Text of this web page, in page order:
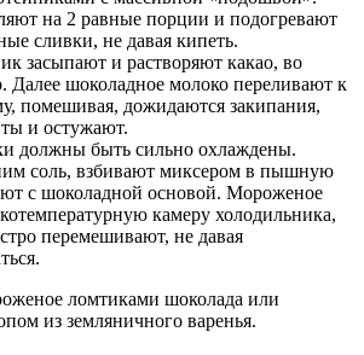
на 2 равные порции и подогревают
сливки, не давая кипеть.
засыпают и растворяют какао, во
Далее шоколадное молоко переливают к
помешивая, дожидаются закипания,
и остужают.
должны быть сильно охлаждены.
соль, взбивают миксером в пышную
с шоколадной основой. Мороженое
камеру холодильника,
перемешивают, не давая
ломтиками шоколада или
из земляничного варенья.